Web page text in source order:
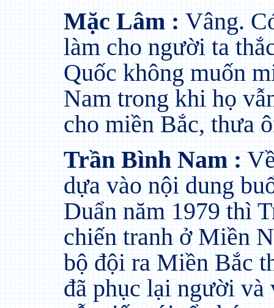
Mặc Lâm :Vâng.
làm cho người ta
Quốc không muốn
Nam trong khi họ
cho miền Bắc, thưa
Trần Bình Nam :
dựa vào nội dung
Duẩn năm 1979 thì
chiến tranh ở Miền
bộ đội ra Miền Bắc
đã phục lại người